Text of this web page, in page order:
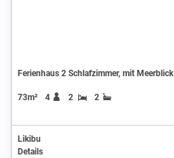
Ferienhaus 2 Schlafzimmer, mit Meerblick
73m² 4 2 2
Likibu
Details